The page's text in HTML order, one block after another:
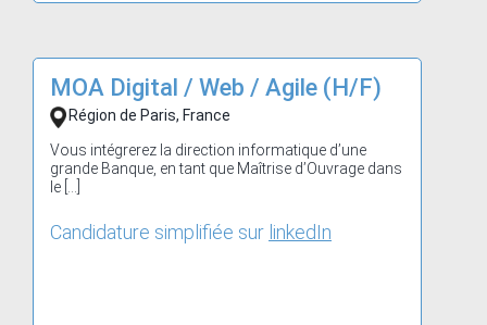
MOA Digital / Web / Agile (H/F)
Région de Paris, France
Vous intégrerez la direction informatique d’une
grande Banque, en tant que Maîtrise d’Ouvrage dans
le […]
Candidature simplifiée sur linkedIn